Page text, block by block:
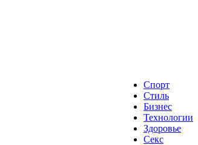
Спорт
Стиль
Бизнес
Технологии
Здоровье
Секс